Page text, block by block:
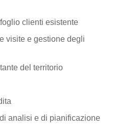
clienti esistente
visite e gestione degli
del territorio
analisi e di pianificazione